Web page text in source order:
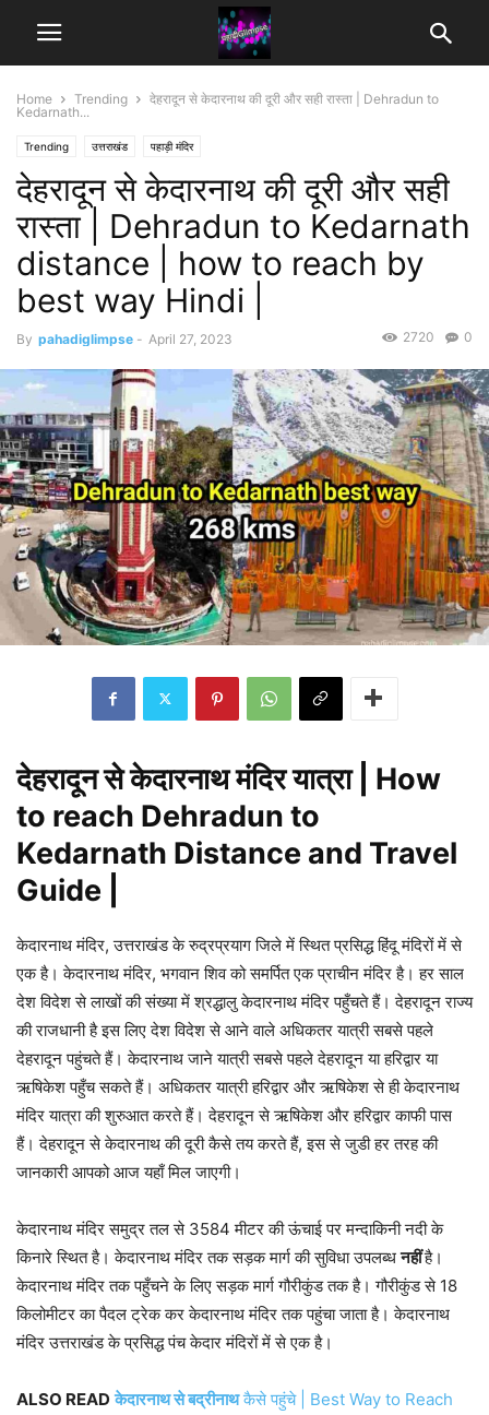
Home Trending
देहरादून से केदारनाथ की दूरी और सही रास्ता | Dehradun to
Kedarnath...
Trending उत्तराखंड पहाड़ी मंदिर
देहरादून से केदारनाथ की दूरी और सही
रास्ता | Dehradun to Kedarnath
distance | how to reach by
best way Hindi |
By pahadiglimpse - April 27, 2023 0
2720
देहरादून से केदारनाथ मंदिर यात्रा | How
to reach Dehradun to
Kedarnath Distance and Travel
Guide |
केदारनाथ मंदिर, उत्तराखंड के रुद्रप्रयाग जिले में स्थित प्रसिद्ध हिंदू मंदिरों में से
एक है। केदारनाथ मंदिर, भगवान शिव को समर्पित एक प्राचीन मंदिर है। हर साल
देश विदेश से लाखों की संख्या में श्रद्धालु केदारनाथ मंदिर पहुँचते हैं। देहरादून राज्य
की राजधानी है इस लिए देश विदेश से आने वाले अधिकतर यात्री सबसे पहले
देहरादून पहुंचते हैं। केदारनाथ जाने यात्री सबसे पहले देहरादून या हरिद्वार या
ऋषिकेश पहुँच सकते हैं। अधिकतर यात्री हरिद्वार और ऋषिकेश से ही केदारनाथ
मंदिर यात्रा की शुरुआत करते हैं। देहरादून से ऋषिकेश और हरिद्वार काफी पास
हैं। देहरादून से केदारनाथ की दूरी कैसे तय करते हैं, इस से जुडी हर तरह की
जानकारी आपको आज यहाँ मिल जाएगी।
केदारनाथ मंदिर समुद्र तल से 3584 मीटर की ऊंचाई पर मन्दाकिनी नदी के
किनारे स्थित है। केदारनाथ मंदिर तक सड़क मार्ग की सुविधा उपलब्धनहींहै।
केदारनाथ मंदिर तक पहुँचने के लिए सड़क मार्ग गौरीकुंड तक है। गौरीकुंड से 18
किलोमीटर का पैदल ट्रेक कर केदारनाथ मंदिर तक पहुंचा जाता है। केदारनाथ
मंदिर उत्तराखंड के प्रसिद्ध पंच केदार मंदिरों में से एक है।
ALSO READ केदारनाथ से बद्रीनाथकैसे पहुंचे | Best Way to Reach